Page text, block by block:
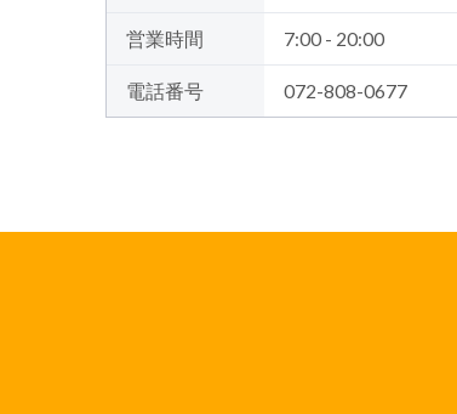
営業時間 7:00 - 20:00
電話番号 072-808-0677